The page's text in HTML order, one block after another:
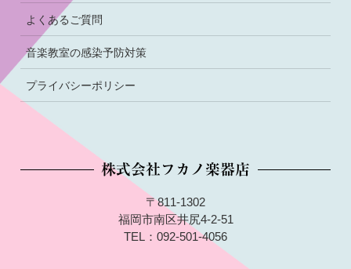
よくあるご質問
音楽教室の感染予防対策
プライバシーポリシー
株式会社フカノ楽器店
〒811-1302
福岡市南区井尻4-2-51
TEL：092-501-4056